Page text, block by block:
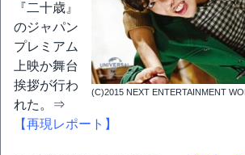
(C)2015 NEXT ENTERTAINMENT
『二十歳』
のジャパン
プレミアム
上映か舞台
挨拶が行わ
れた。⇒
【再現レポート】